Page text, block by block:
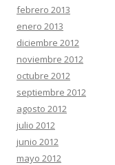
febrero 2013
enero 2013
diciembre 2012
noviembre 2012
octubre 2012
septiembre 2012
agosto 2012
julio 2012
junio 2012
mayo 2012